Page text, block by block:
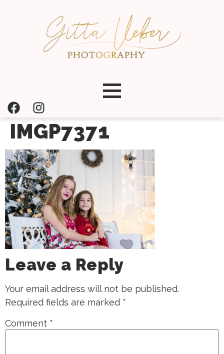
IMGP7371
Leave a Reply
Your email address will not be published.
Required fields are marked *
Comment *